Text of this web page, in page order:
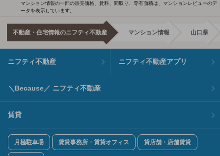
マンション情報の一部の販売価格、賃料、間取り、専有面積は、マンションレビューのデ
ータを表示しています。
不動産・住宅情報のニフティ不動産 マンション情報 山口県
ニフティ不動産 ニフティ不動産アプリ
＼Because／ ニフティ不動産
賃貸
月極駐車場 賃貸事務所・賃貸オフィス 貸店舗・店舗賃貸